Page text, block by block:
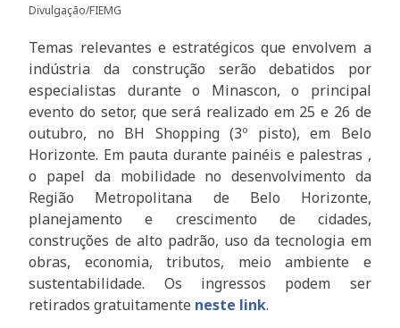
Divulgação/FIEMG
Temas relevantes e estratégicos que envolvem a
indústria da construção serão debatidos por
especialistas durante o Minascon, o principal
evento do setor, que será realizado em 25 e 26 de
outubro, no BH Shopping (3º pisto), em Belo
Horizonte. Em pauta durante painéis e palestras ,
o papel da mobilidade no desenvolvimento da
Região Metropolitana de Belo Horizonte,
planejamento e crescimento de cidades,
construções de alto padrão, uso da tecnologia em
obras, economia, tributos, meio ambiente e
sustentabilidade. Os ingressos podem ser
retirados gratuitamente neste link.